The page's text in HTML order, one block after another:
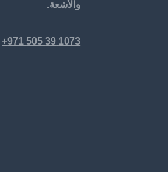
والأشعة.
1073 39 505 971+